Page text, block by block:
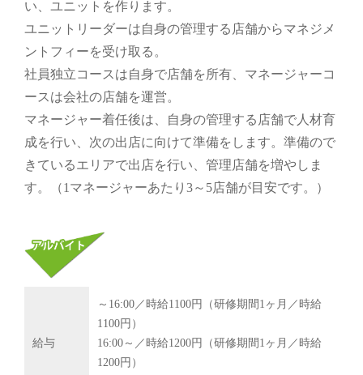
い、ユニットを作ります。
ユニットリーダーは自身の管理する店舗からマネジメ
ントフィーを受け取る。
社員独立コースは自身で店舗を所有、マネージャーコ
ースは会社の店舗を運営。
マネージャー着任後は、自身の管理する店舗で人材育
成を行い、次の出店に向けて準備をします。準備ので
きているエリアで出店を行い、管理店舗を増やしま
す。（1マネージャーあたり3～5店舗が目安です。）
給与
～16:00／時給1100円（研修期間1ヶ月／時給
1100円）
16:00～／時給1200円（研修期間1ヶ月／時給
1200円）